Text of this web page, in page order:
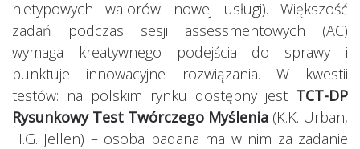
nietypowych walorów nowej usługi). Większość
zadań podczas sesji assessmentowych (AC)
wymaga kreatywnego podejścia do sprawy i
punktuje innowacyjne rozwiązania. W kwestii
testów: na polskim rynku dostępny jest TCT-DP
Rysunkowy Test Twórczego Myślenia (K.K. Urban,
H.G. Jellen) – osoba badana ma w nim za zadanie